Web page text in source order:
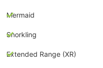
Mermaid
Snorkling
Extended Range (XR)